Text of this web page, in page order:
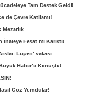
Tam Destek Geldi!
de Çevre Katliamı!
Mezarlık
İhaleye Fesat mı Karıştı!
Lüpen' vakası
Haber'e Konuştu!
Göz Yumdular!